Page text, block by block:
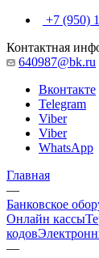
+7 (950)
Контактная
640987@bk.ru
Вконтакте
Telegram
Viber
Viber
WhatsApp
Главная
—
Банковское
Онлайн кассы
кодов
—